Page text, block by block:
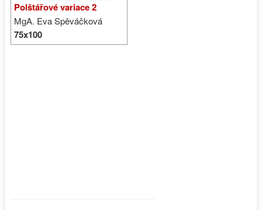
Polštářové variace 2
MgA. Eva Spěváčková
75x100